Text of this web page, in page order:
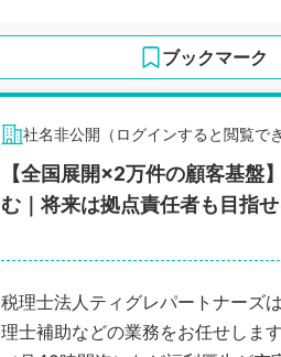
ブックマーク
社名非公開（ログインすると閲覧で
【全国展開×2万件の顧客基盤
む｜将来は拠点責任者も目指
税理士法人ティグレパートナーズ
理士補助などの業務をお任せしま